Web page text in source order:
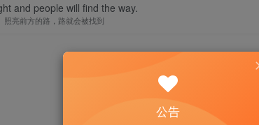
and people will find the way.
照亮前方的路，路就会被找到
公告